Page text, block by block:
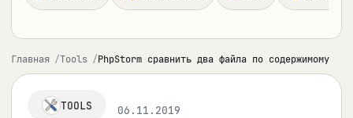
Главная Tools PhpStorm сравнить два файла по содержимому
TOOLS 06.11.2019